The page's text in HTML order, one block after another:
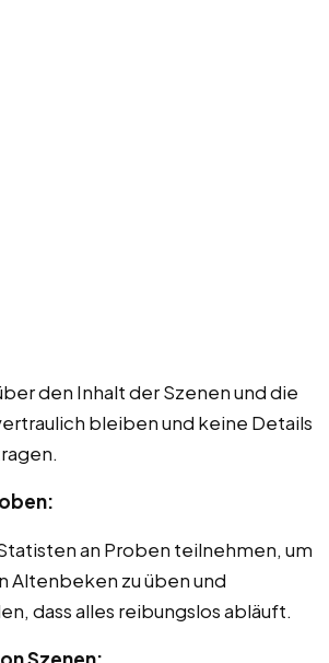
den Inhalt der Szenen und die
bleiben und keine Details
an Proben teilnehmen, um
Altenbeken zu üben und
dass alles reibungslos abläuft.
Szenen: